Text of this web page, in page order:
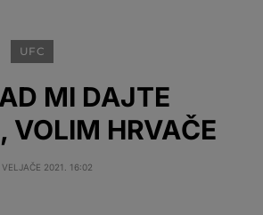
UFC
MI DAJTE
VOLIM HRVAČE
VELJAČE 2021. 16:02